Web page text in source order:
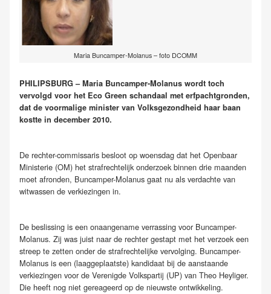
Maria Buncamper-Molanus – foto DCOMM
PHILIPSBURG – Maria Buncamper-Molanus wordt toch
vervolgd voor het Eco Green schandaal met erfpachtgronden,
dat de voormalige minister van Volksgezondheid haar baan
kostte in december 2010.
De rechter-commissaris besloot op woensdag dat het Openbaar
Ministerie (OM) het strafrechtelijk onderzoek binnen drie maanden
moet afronden, Buncamper-Molanus gaat nu als verdachte van
witwassen de verkiezingen in.
De beslissing is een onaangename verrassing voor Buncamper-
Molanus. Zij was juist naar de rechter gestapt met het verzoek een
streep te zetten onder de strafrechtelijke vervolging. Buncamper-
Molanus is een (laaggeplaatste) kandidaat bij de aanstaande
verkiezingen voor de Verenigde Volkspartij (UP) van Theo Heyliger.
Die heeft nog niet gereageerd op de nieuwste ontwikkeling.